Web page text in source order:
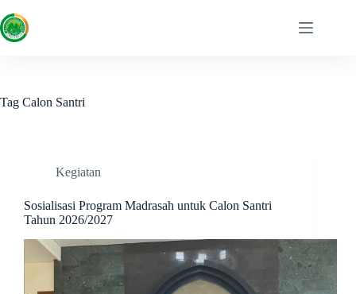
Tag Calon Santri
Kegiatan
Sosialisasi Program Madrasah untuk Calon Santri
Tahun 2026/2027